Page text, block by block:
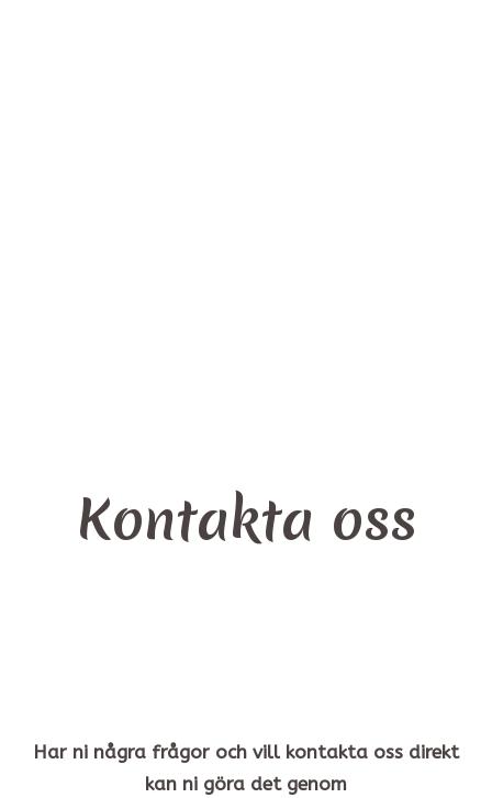
Kontakta oss
Har ni några frågor och vill kontakta oss direkt
kan ni göra det genom